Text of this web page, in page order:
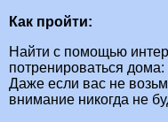
Как пройти:
Найти с помощью
потренироваться
Даже если вас не
внимание никогда не